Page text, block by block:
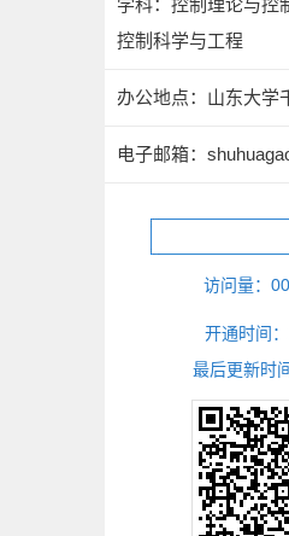
学科：控制理论与控
控制科学与工程
办公地点：山东大学
电子邮箱：
访问量：
开通时间：
最后更新时间